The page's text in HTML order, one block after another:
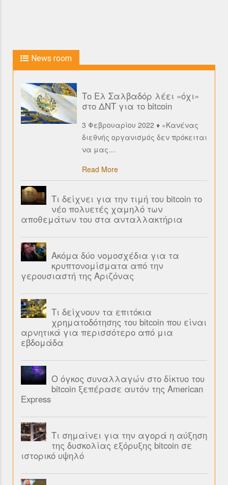
News room
Το Ελ Σαλβαδόρ λέει «όχι»
στο ΔΝΤ για το bitcoin
3 Φεβρουαρίου 2022 ♦ «Κανένας
διεθνής οργανισμός δεν πρόκειται
να μας…
Read More
Τι δείχνει για την τιμή του bitcoin το
νέο πολυετές χαμηλό των
αποθεμάτων του στα ανταλλακτήρια
Ακόμα δύο νομοσχέδια για τα
κρυπτονομίσματα από την
γερουσιαστή της Αριζόνας
Τι δείχνουν τα επιτόκια
χρηματοδότησης του bitcoin που είναι
αρνητικά για περισσότερο από μια
εβδομάδα
Ο όγκος συναλλαγών στο δίκτυο του
bitcoin ξεπέρασε αυτόν της American
Express
Τι σημαίνει για την αγορά η αύξηση
της δυσκολίας εξόρυξης bitcoin σε
ιστορικό υψηλό